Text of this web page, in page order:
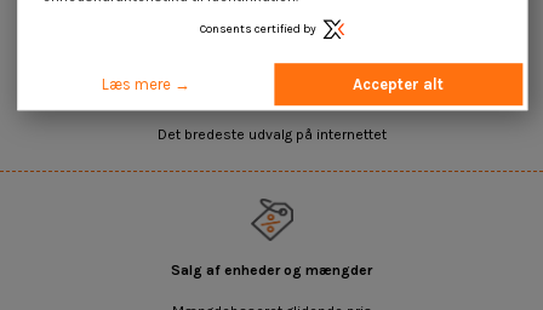
45.000+ referencer på lager
Det bredeste udvalg på internettet
Salg af enheder og mængder
Consents certified by
Læs mere → Accepter alt